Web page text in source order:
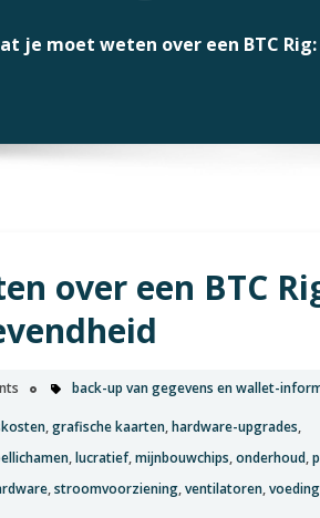
f
e
je moet weten over een BTC
over een BTC
back-up van gegevens en wallet-
,grafische kaarten,hardware-upgrades,
,lucratief,mijnbouwchips,onderhoud,
,stroomvoorziening,ventilatoren,voeding